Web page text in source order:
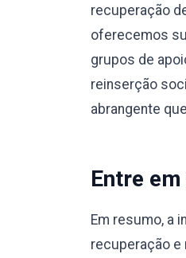
recuperação
oferecemos
grupos de
reinserção
abrangente
Entre
Em resumo, a
recuperação e